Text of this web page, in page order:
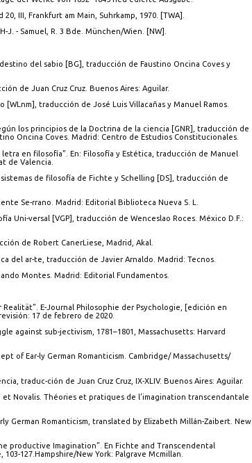
III, Frankfurt am Main, Suhrkamp, 1970. [TWA].
J. - Samuel, R. 3 Bde. München/Wien. [NW].
del sabio [BG], traducción de Faustino Oncina Coves y
de Juan Cruz Cruz. Buenos Aires: Aguilar.
[WLnm], traducción de José Luis Villacañas y Manuel Ramos.
los principios de la Doctrina de la ciencia [GNR], traducción de
Oncina Coves. Madrid: Centro de Estudios Constitucionales.
letra en filosofía”. En: Filosofía y Estética, traducción de Manuel
de Valencia.
de filosofía de Fichte y Schelling [DS], traducción de
Se-rrano. Madrid: Editorial Biblioteca Nueva S. L.
Uni-versal [VGP], traducción de Wenceslao Roces. México D.F.:
de Robert CanerLiese, Madrid, Akal.
del ar-te, traducción de Javier Arnaldo. Madrid: Tecnos.
Montes. Madrid: Editorial Fundamentos.
E-Journal Philosophie der Psychologie, [edición en
17 de febrero de 2020.
against sub-jectivism, 1781–1801, Massachusetts: Harvard
of Ear-ly German Romanticism. Cambridge/ Massachusetts/
traduc-ción de Juan Cruz Cruz, IX-XLIV. Buenos Aires: Aguilar.
Novalis. Théories et pratiques de l’imagination transcendantale
German Romanticism, translated by Elizabeth Millán-Zaibert. New
productive Imagination”. En Fichte and Transcendental
127.Hampshire/New York: Palgrave Mcmillan.